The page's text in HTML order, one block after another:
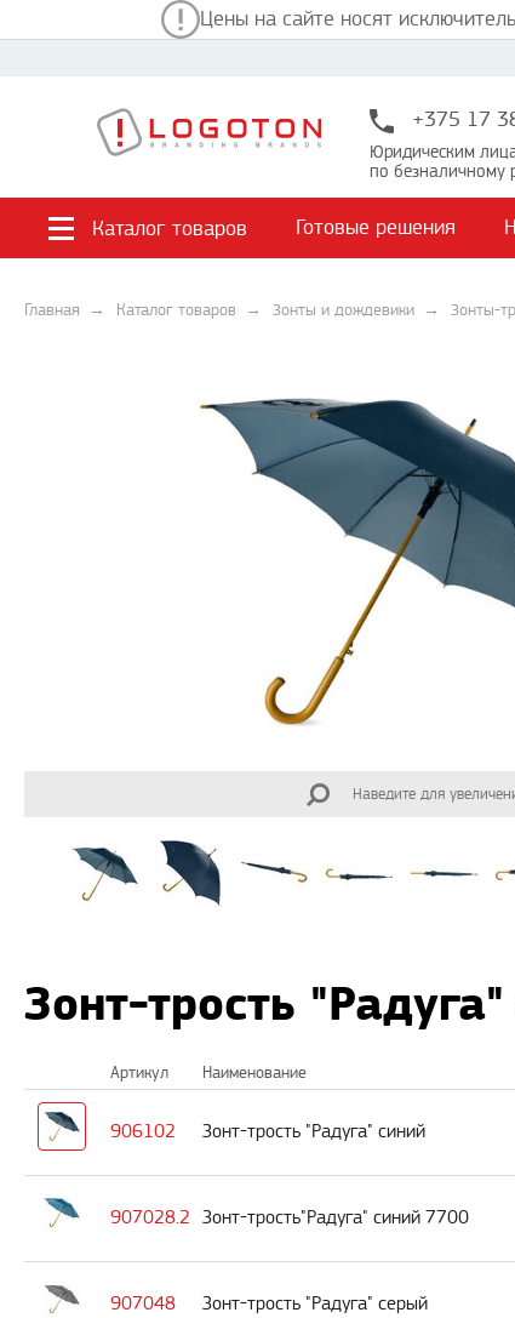
Цены на сайте носят
+375 17
Юридическим
по безналичному
Каталог товаров Готовые решения
Главная Каталог товаров Зонты и дождевики Зонты-
Наведите для
Зонт-трость
Артикул Наименование
906102 Зонт-трость "Радуга" синий
907028.2 Зонт-трость"Радуга" синий 7700
907048 Зонт-трость "Радуга" серый